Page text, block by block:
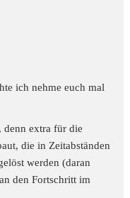
ich nehme euch mal
denn extra für die
die in Zeitabständen
werden (daran
den Fortschritt im